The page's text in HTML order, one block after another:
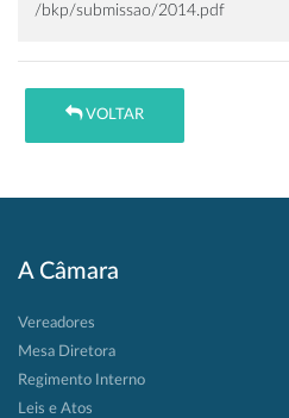
/bkp/submissao/2014.pdf
VOLTAR
A Câmara
Vereadores
Mesa Diretora
Regimento Interno
Leis e Atos